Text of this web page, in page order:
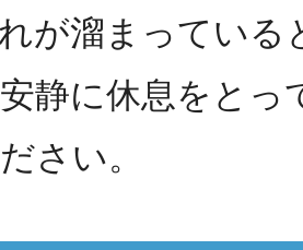
が溜まっている
静に休息をとっ
さい。